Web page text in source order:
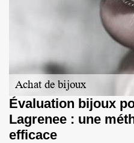
Évaluation bijoux
Lagrenee : une
efficace